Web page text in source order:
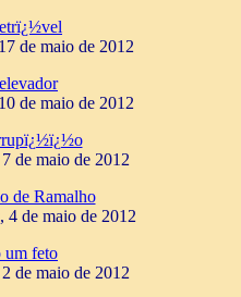
de maio de 2012
de maio de 2012
de maio de 2012
de Ramalho
, 4 de maio de 2012
um feto
de maio de 2012